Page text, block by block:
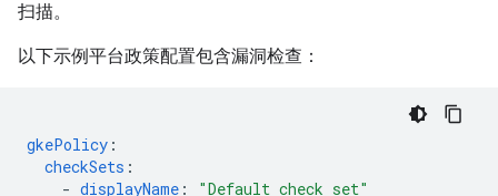
扫描。
以下示例平台政策配置包含漏洞检查：
gkePolicy :
checkSets :
- displayName : "Default check set"